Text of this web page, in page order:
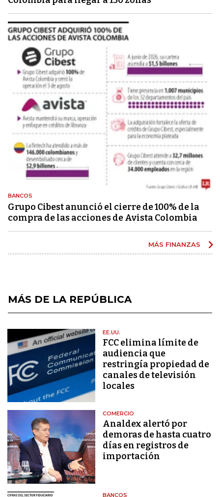
BANCOS
Grupo Cibest anunció el cierre de 100% de la
compra de las acciones de Avista Colombia
MÁS FINANZAS
MÁS DE LA REPÚBLICA
EE.UU.
FCC elimina límite de
audiencia que
restringía propiedad de
canales de televisión
locales
COMERCIO
Analdex alertó por
demoras de hasta cuatro
días en registros de
importación
BANCOS